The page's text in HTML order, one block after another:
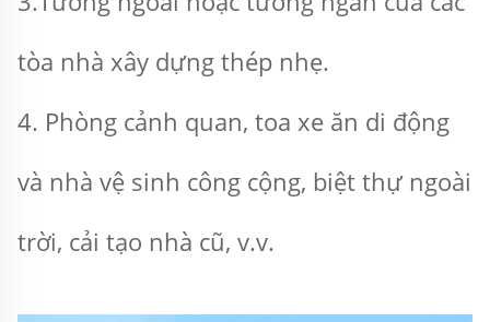
tòa nhà xây dựng thép nhẹ.
4. Phòng cảnh quan, toa xe ăn di động
và nhà vệ sinh công cộng, biệt thự ngoài
trời, cải tạo nhà cũ, v.v.